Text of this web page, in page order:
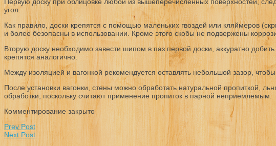
угол.
Как правило, доски крепятся с помощью маленьких гвоздей или кляймеров
и более безопасны в использовании. Кроме этого скобы не подвержены
Вторую доску необходимо завести шипом в паз первой доски, аккуратно
крепятся аналогично.
Между изоляцией и вагонкой рекомендуется оставлять небольшой зазор, чтобы
После установки вагонки, стены можно обработать натуральной пропиткой,
обработки, поскольку считают применение пропиток в парной неприемлемым.
Комментирование закрыто
Prev Post
Next Post